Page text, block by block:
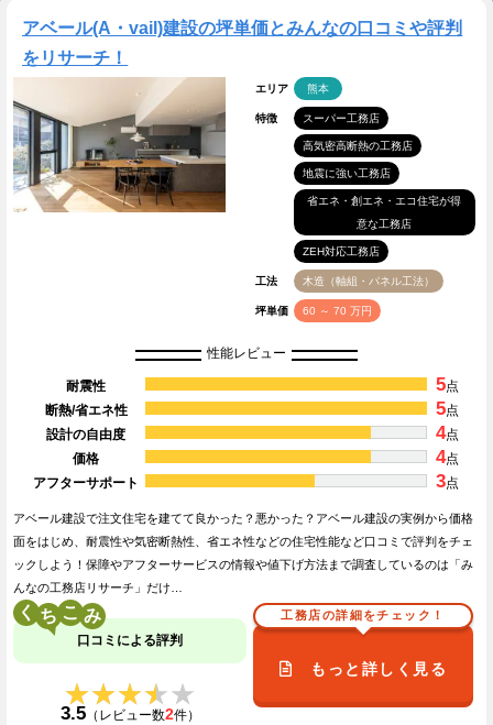
アベール(A・vail)建設の坪単価とみんなの口コミや評判
をリサーチ！
エリア 熊本
特徴 スーパー工務店
高気密高断熱の工務店
地震に強い工務店
省エネ・創エネ・エコ住宅が得
意な工務店
ZEH対応工務店
工法 木造（軸組・パネル工法）
坪単価 60 ～ 70 万円
性能レビュー
耐震性 5点
断熱/省エネ性
5点
設計の自由度
4点
価格
4点
アフターサポート
3点
アベール建設で注文住宅を建てて良かった？悪かった？アベール建設の実例から価格
面をはじめ、耐震性や気密断熱性、省エネ性などの住宅性能など口コミで評判をチェ
ックしよう！保障やアフターサービスの情報や値下げ方法まで調査しているのは「み
んなの工務店リサーチ」だけ…
く こ
口コミによる評判
★★★★★
★★★★★
3.5（レビュー数2件）
工務店の詳細をチェック！
もっと詳しく見る